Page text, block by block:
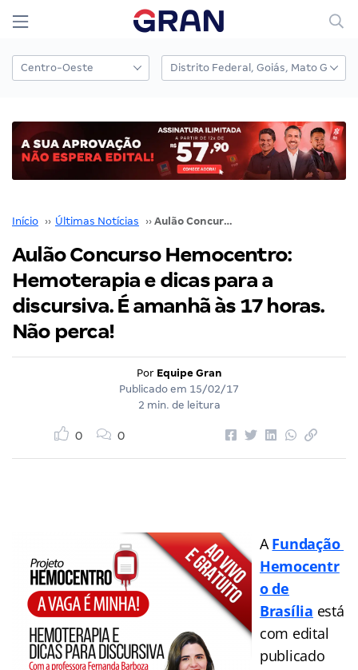
Início ›› Últimas Notícias ›› Aulão Concurso Hemocentro: Hemoterapia e dicas para a discursiva. É amanhã às 17 horas. Não perca!
Aulão Concurso Hemocentro:
Hemoterapia e dicas para a
discursiva. É amanhã às 17 horas.
Não perca!
Por Equipe Gran
Publicado em 15/02/17
2 min. de leitura
0 0
AFundação
Hemocentr
o de
Brasília está
com edital
publicado